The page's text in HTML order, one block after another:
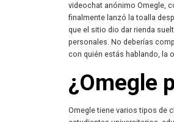
videochat anónimo Omegle,
finalmente lanzó la toalla
que el sitio dio dar rienda
personales. No deberías
con quién estás hablando, la
¿Omegle
Omegle tiene varios tipos de